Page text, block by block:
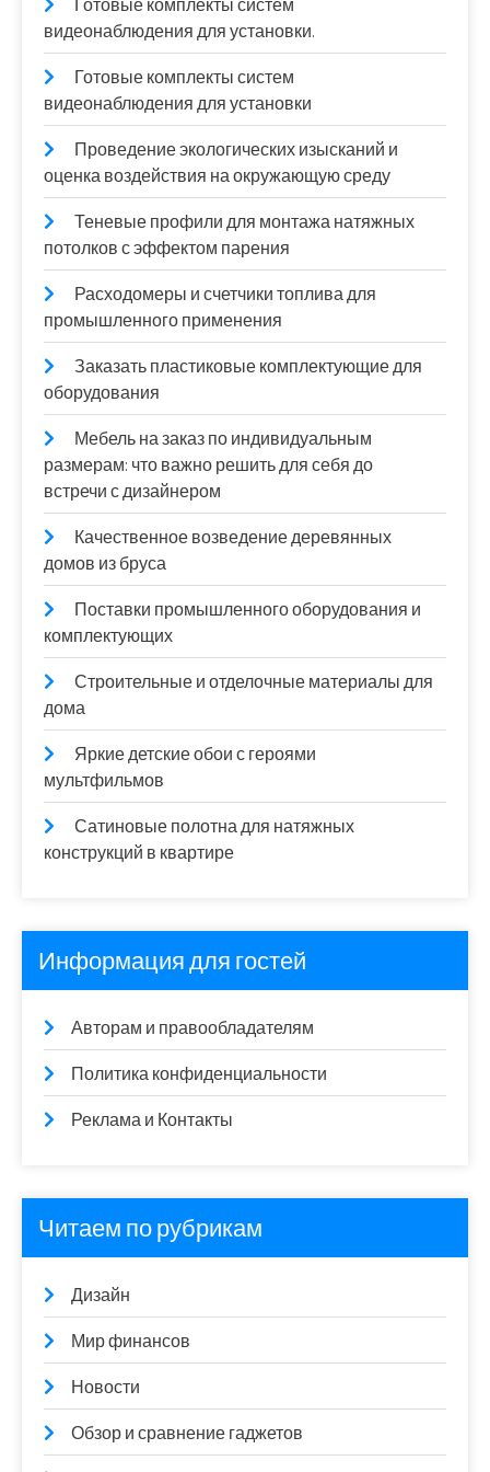
Готовые комплекты систем
видеонаблюдения для установки.
Готовые комплекты систем
видеонаблюдения для установки
Проведение экологических изысканий и
оценка воздействия на окружающую среду
Теневые профили для монтажа натяжных
потолков с эффектом парения
Расходомеры и счетчики топлива для
промышленного применения
Заказать пластиковые комплектующие для
оборудования
Мебель на заказ по индивидуальным
размерам: что важно решить для себя до
встречи с дизайнером
Качественное возведение деревянных
домов из бруса
Поставки промышленного оборудования и
комплектующих
Строительные и отделочные материалы для
дома
Яркие детские обои с героями
мультфильмов
Сатиновые полотна для натяжных
конструкций в квартире
Информация для гостей
Авторам и правообладателям
Политика конфиденциальности
Реклама и Контакты
Читаем по рубрикам
Дизайн
Мир финансов
Новости
Обзор и сравнение гаджетов